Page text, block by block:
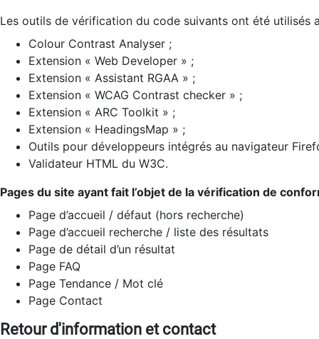
Les outils de vérification du code suivants ont été utilisés
Colour Contrast Analyser ;
Extension « Web Developer » ;
Extension « Assistant RGAA » ;
Extension « WCAG Contrast checker » ;
Extension « ARC Toolkit » ;
Extension « HeadingsMap » ;
Outils pour développeurs intégrés au navigateur
Validateur HTML du W3C.
Pages du site ayant fait l’objet de la vérification de
Page d’accueil / défaut (hors recherche)
Page d’accueil recherche / liste des résultats
Page de détail d’un résultat
Page FAQ
Page Tendance / Mot clé
Page Contact
Retour d'information et contact